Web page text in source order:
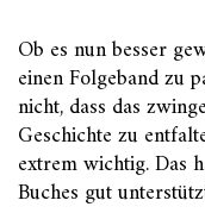
Ob es nun besser
einen Folgeband zu
nicht, dass das
Geschichte zu
extrem wichtig. Das
Buches gut